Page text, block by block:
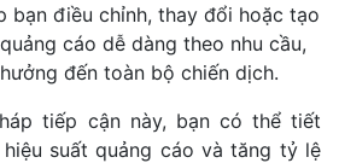
bạn điều chỉnh, thay đổi hoặc tạo
cáo dễ dàng theo nhu cầu,
đến toàn bộ chiến dịch.
tiếp cận này, bạn có thể tiết
suất quảng cáo và tăng tỷ lệ